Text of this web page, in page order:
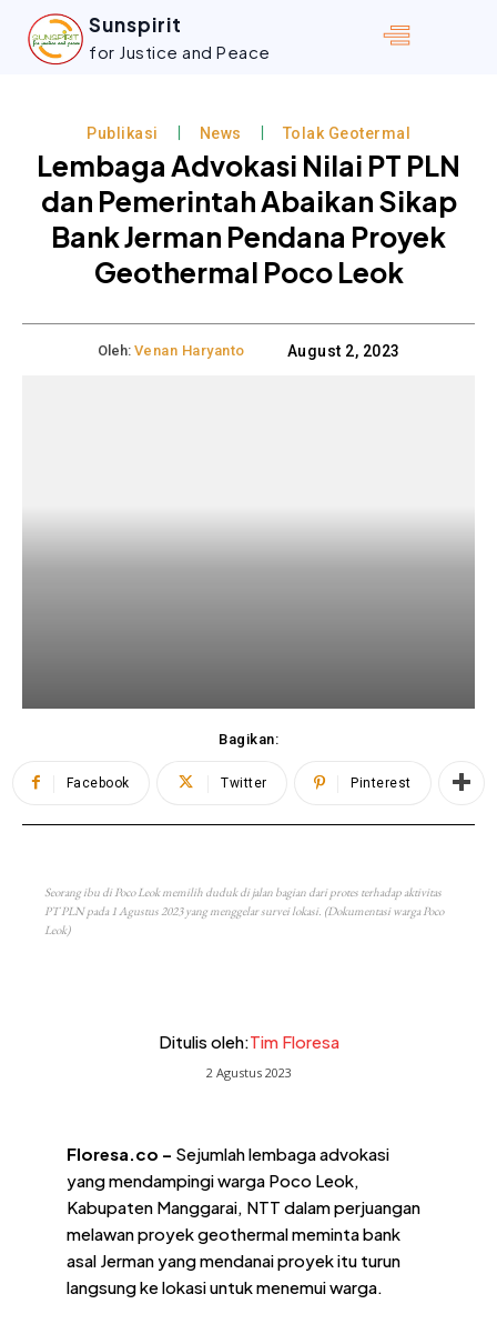
Sunspirit
for Justice and Peace
Publikasi News Tolak Geotermal
Lembaga Advokasi Nilai PT PLN
dan Pemerintah Abaikan Sikap
Bank Jerman Pendana Proyek
Geothermal Poco Leok
Oleh: Venan Haryanto August 2, 2023
Bagikan:
Facebook Twitter Pinterest
Seorang ibu di Poco Leok memilih duduk di jalan bagian dari protes terhadap aktivitas
PT PLN pada 1 Agustus 2023 yang menggelar survei lokasi. (Dokumentasi warga Poco
Leok)
Ditulis oleh:Tim Floresa
2 Agustus 2023
Floresa.co – Sejumlah lembaga advokasi
yang mendampingi warga Poco Leok,
Kabupaten Manggarai, NTT dalam perjuangan
melawan proyek geothermal meminta bank
asal Jerman yang mendanai proyek itu turun
langsung ke lokasi untuk menemui warga.